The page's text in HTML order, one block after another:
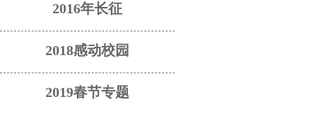
2016年长征
2018感动校园
2019春节专题